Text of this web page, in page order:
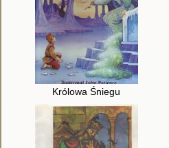
Królowa Śniegu